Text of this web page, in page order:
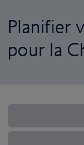
Planifier
pour la